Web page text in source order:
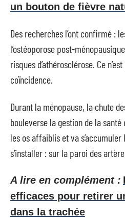
un bouton de fièvre
Des recherches l’ont confirmé :
l’ostéoporose post-
risques d’athérosclérose. Ce
coïncidence.
Durant la ménopause, la chute
bouleverse la gestion de la
les os affaiblis et va
s’installer : sur la paroi des
A lire en complément :
efficaces pour retirer
dans la trachée